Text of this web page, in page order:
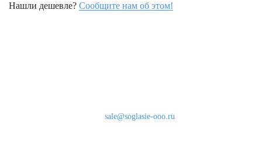
Нашли дешевле? Сообщите нам об этом!
sale@soglasie-ooo.ru